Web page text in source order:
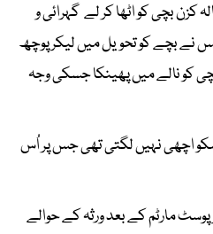
بچی کو اٹھا کر لے گہرائی و
نے بچے کو تحویل میں لیکر پوچھ
کو نالے میں پھینکا جسکی وجہ
اچھی نہیں لگتی تھی جس پر اُس
مارٹم کے بعد ورثہ کے حوالے